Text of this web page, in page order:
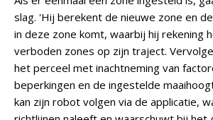
slag. 'Hij berekent de nieuwe zone en
in deze zone komt, waarbij hij rekening
verboden zones op zijn traject.
het perceel met inachtneming van
beperkingen en de ingestelde
kan zijn robot volgen via de applicatie,